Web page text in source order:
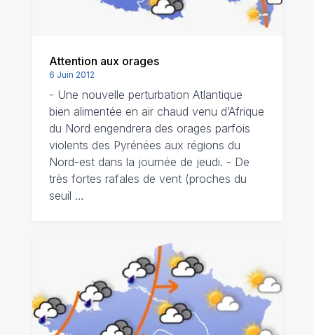
Attention aux orages
6 Juin 2012
- Une nouvelle perturbation Atlantique
bien alimentée en air chaud venu d’Afrique
du Nord engendrera des orages parfois
violents des Pyrénées aux régions du
Nord-est dans la journée de jeudi. - De
très fortes rafales de vent (proches du
seuil …